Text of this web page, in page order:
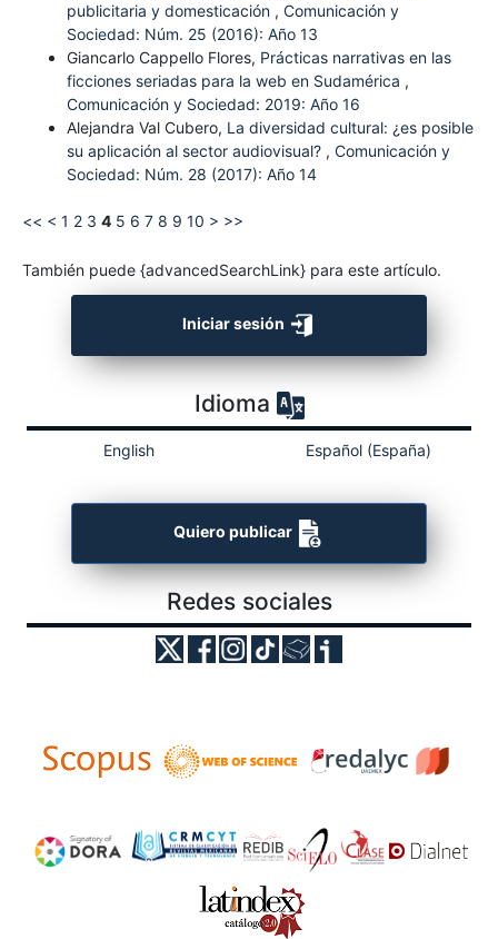
publicitaria y domesticación , Comunicación y
Sociedad: Núm. 25 (2016): Año 13
Giancarlo Cappello Flores, Prácticas narrativas en las
ficciones seriadas para la web en Sudamérica ,
Comunicación y Sociedad: 2019: Año 16
Alejandra Val Cubero, La diversidad cultural: ¿es posible
su aplicación al sector audiovisual? , Comunicación y
Sociedad: Núm. 28 (2017): Año 14
<< < 1 2 3 4 5 6 7 8 9 10 > >>
También puede {advancedSearchLink} para este artículo.
Iniciar sesión
Idioma
English Español (España)
Quiero publicar
Redes sociales